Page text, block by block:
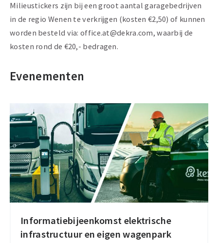
Milieustickers zijn bij een groot aantal garagebedrijven
in de regio Wenen te verkrijgen (kosten €2,50) of kunnen
worden besteld via: office.at@dekra.com, waarbij de
kosten rond de €20,- bedragen.
Evenementen
Informatiebijeenkomst elektrische
infrastructuur en eigen wagenpark
Informatiebijeenkomst
elektrische